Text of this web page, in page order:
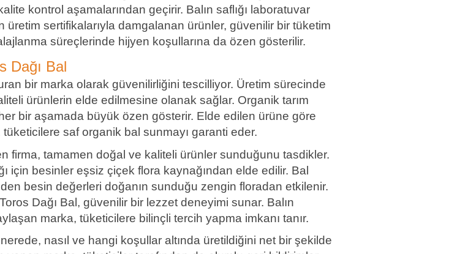
kontrol aşamalarından geçirir. Balın saflığı laboratuvar
üretim sertifikalarıyla damgalanan ürünler, güvenilir bir tüketim
süreçlerinde hijyen koşullarına da özen gösterilir.
Dağı Bal
bir marka olarak güvenilirliğini tescilliyor. Üretim sürecinde
ürünlerin elde edilmesine olanak sağlar. Organik tarım
bir aşamada büyük özen gösterir. Elde edilen ürüne göre
saf organik bal sunmayı garanti eder.
firma, tamamen doğal ve kaliteli ürünler sunduğunu tasdikler.
için besinler eşsiz çiçek flora kaynağından elde edilir. Bal
besin değerleri doğanın sunduğu zengin floradan etkilenir.
Dağı Bal, güvenilir bir lezzet deneyimi sunar. Balın
marka, tüketicilere bilinçli tercih yapma imkanı tanır.
nasıl ve hangi koşullar altında üretildiğini net bir şekilde